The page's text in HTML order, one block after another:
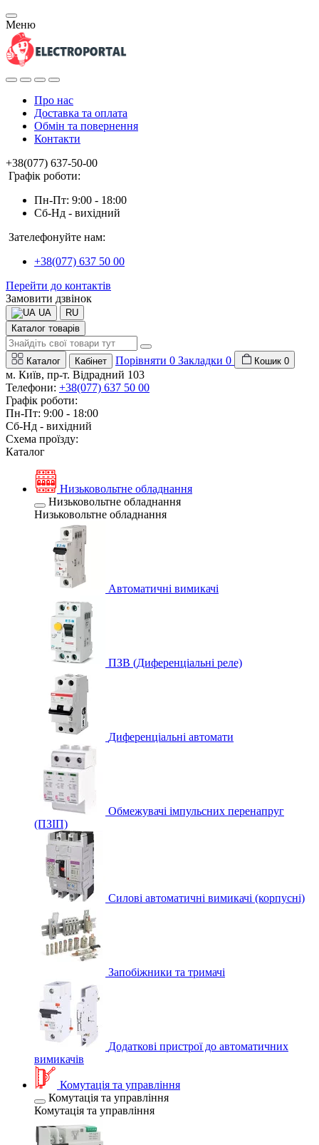
Меню
Про нас
Доставка та оплата
Обмін та повернення
Контакти
+38(077) 637-50-00
Графік роботи:
Пн-Пт: 9:00 - 18:00
Сб-Нд - вихідний
Зателефонуйте нам:
+38(077) 637 50 00
Перейти до контактів
Замовити дзвінок
UA
RU
Каталог товарів
Каталог Кабінет Порівняти 0 Закладки 0 Кошик 0
м. Київ, пр-т. Відрадний 103
Телефони: +38(077) 637 50 00
Графік роботи:
Пн-Пт: 9:00 - 18:00
Сб-Нд - вихідний
Схема проїзду:
Каталог
Низьковольтне обладнання
Низьковольтне обладнання
Низьковольтне обладнання
Автоматичні вимикачі
ПЗВ (Диференціальні реле)
Диференціальні автомати
Обмежувачі імпульсних перенапруг
(ПЗІП)
Силові автоматичні вимикачі (корпусні)
Запобіжники та тримачі
Додаткові пристрої до автоматичних
вимикачів
Комутація та управління
Комутація та управління
Комутація та управління